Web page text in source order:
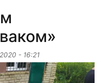
- 16:21